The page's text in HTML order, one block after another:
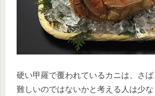
硬い甲羅で覆われているカニは、さ
難しいのではないかと考える人は少